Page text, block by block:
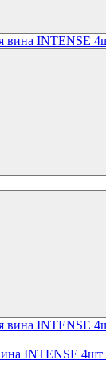
INTENSE 4шт